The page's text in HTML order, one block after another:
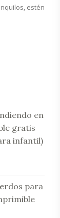
estén
en
gratis
infantil)
para